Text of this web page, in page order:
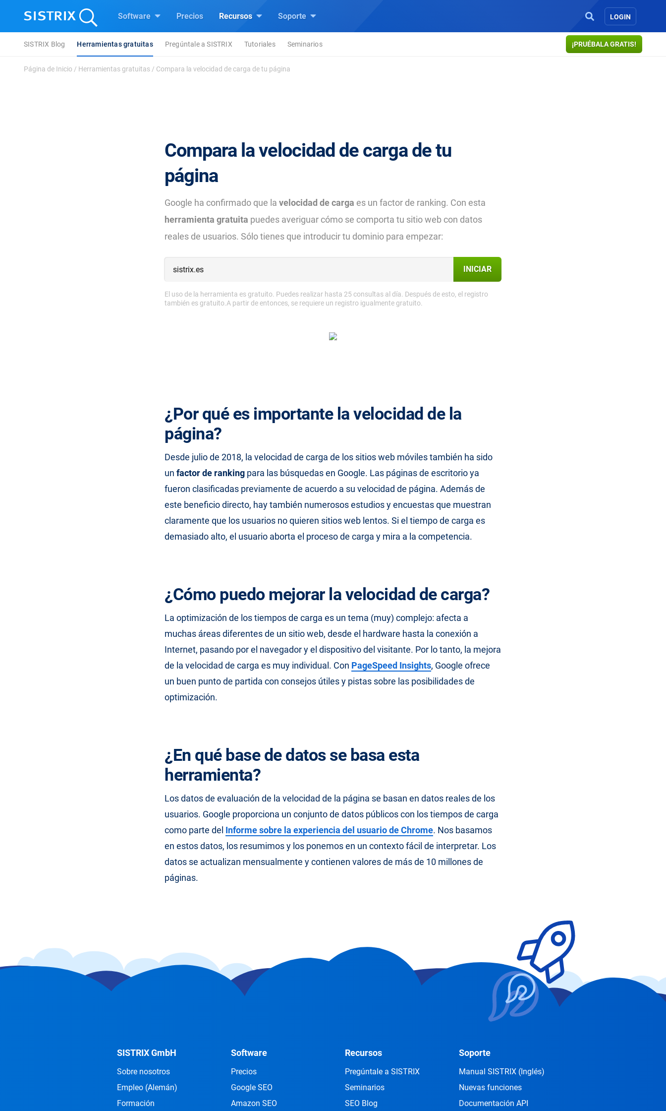
Software Precios Recursos Soporte LOGIN
¡PRUÉBALA GRATIS!
SISTRIX Blog Herramientas gratuitas Pregúntale a SISTRIX Tutoriales Seminarios
Página de Inicio / Herramientas gratuitas / Compara la velocidad de carga de tu página
Compara la velocidad de carga de tu
página
Google ha confirmado que la velocidad de carga es un factor de ranking. Con esta
herramienta gratuita puedes averiguar cómo se comporta tu sitio web con datos
reales de usuarios. Sólo tienes que introducir tu dominio para empezar:
INICIAR
El uso de la herramienta es gratuito. Puedes realizar hasta 25 consultas al día. Después de esto, el registro
también es gratuito.A partir de entonces, se requiere un registro igualmente gratuito.
¿Por qué es importante la velocidad de la
página?
Desde julio de 2018, la velocidad de carga de los sitios web móviles también ha sido
un factor de ranking para las búsquedas en Google. Las páginas de escritorio ya
fueron clasificadas previamente de acuerdo a su velocidad de página. Además de
este beneficio directo, hay también numerosos estudios y encuestas que muestran
claramente que los usuarios no quieren sitios web lentos. Si el tiempo de carga es
demasiado alto, el usuario aborta el proceso de carga y mira a la competencia.
¿Cómo puedo mejorar la velocidad de carga?
La optimización de los tiempos de carga es un tema (muy) complejo: afecta a
muchas áreas diferentes de un sitio web, desde el hardware hasta la conexión a
Internet, pasando por el navegador y el dispositivo del visitante. Por lo tanto, la mejora
de la velocidad de carga es muy individual. Con PageSpeed Insights, Google ofrece
un buen punto de partida con consejos útiles y pistas sobre las posibilidades de
optimización.
¿En qué base de datos se basa esta
herramienta?
Los datos de evaluación de la velocidad de la página se basan en datos reales de los
usuarios. Google proporciona un conjunto de datos públicos con los tiempos de carga
como parte del Informe sobre la experiencia del usuario de Chrome. Nos basamos
en estos datos, los resumimos y los ponemos en un contexto fácil de interpretar. Los
datos se actualizan mensualmente y contienen valores de más de 10 millones de
páginas.
SISTRIX GmbH
Sobre nosotros
Empleo (Alemán)
Formación
Software
Precios
Google SEO
Amazon SEO
Recursos
Pregúntale a SISTRIX
Seminarios
SEO Blog
Soporte
Manual SISTRIX (Inglés)
Nuevas funciones
Documentación API